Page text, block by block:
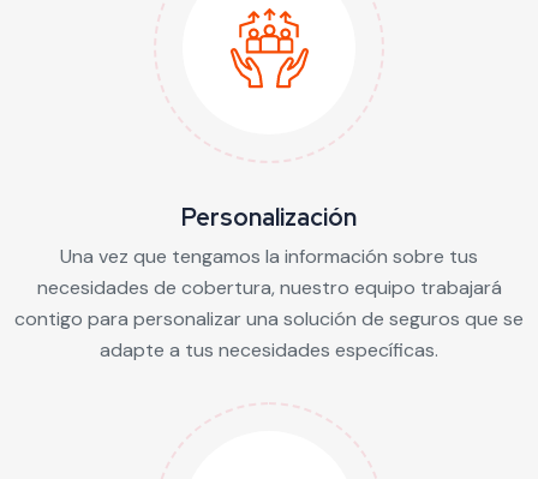
Personalización
Una vez que tengamos la información sobre tus
necesidades de cobertura, nuestro equipo trabajará
contigo para personalizar una solución de seguros que se
adapte a tus necesidades específicas.